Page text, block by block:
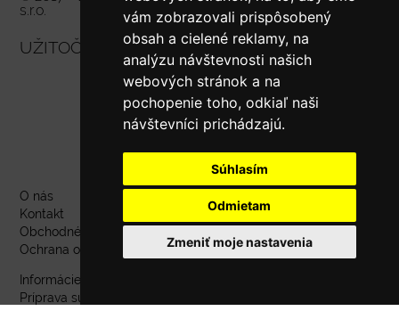
vám zobrazovali prispôsobený
obsah a cielené reklamy, na
analýzu návštevnosti našich
webových stránok a na
pochopenie toho, odkiaľ naši
návštevníci prichádzajú.
Súhlasím
Odmietam
Zmeniť moje nastavenia
s.r.o.
UŽITOČNÉ ODKAZY
O nás
Kontakt
Obchodné podmienky
Ochrana osobných údajov
Informácie o dodaní
Príprava súborov